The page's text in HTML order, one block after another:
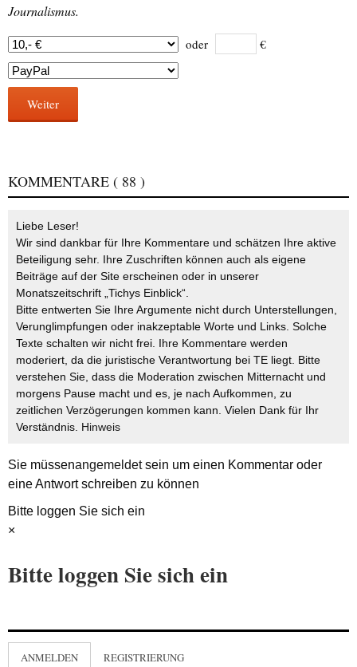
Journalismus.
oder €
Weiter
KOMMENTARE ( 88 )
Liebe Leser!
Wir sind dankbar für Ihre Kommentare und schätzen Ihre aktive
Beteiligung sehr. Ihre Zuschriften können auch als eigene
Beiträge auf der Site erscheinen oder in unserer
Monatszeitschrift „Tichys Einblick“.
Bitte entwerten Sie Ihre Argumente nicht durch Unterstellungen,
Verunglimpfungen oder inakzeptable Worte und Links. Solche
Texte schalten wir nicht frei. Ihre Kommentare werden
moderiert, da die juristische Verantwortung bei TE liegt. Bitte
verstehen Sie, dass die Moderation zwischen Mitternacht und
morgens Pause macht und es, je nach Aufkommen, zu
zeitlichen Verzögerungen kommen kann. Vielen Dank für Ihr
Verständnis. Hinweis
Sie müssenangemeldetsein um einen Kommentar oder
eine Antwort schreiben zu können
Bitte loggen Sie sich ein
×
Bitte loggen Sie sich ein
ANMELDEN REGISTRIERUNG